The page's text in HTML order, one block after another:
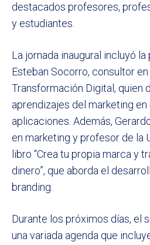
destacados profesores,
y estudiantes.
La jornada inaugural incluyó
Esteban Socorro, consultor
Transformación Digital, quien
aprendizajes del marketing en
aplicaciones. Además,
en marketing y profesor de la
libro “Crea tu propia marca y
dinero”, que aborda el
branding.
Durante los próximos días, el
una variada agenda que